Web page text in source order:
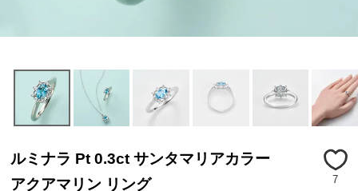
ルミナラ Pt 0.3ct サンタマリアカラー
アクアマリン リング
7